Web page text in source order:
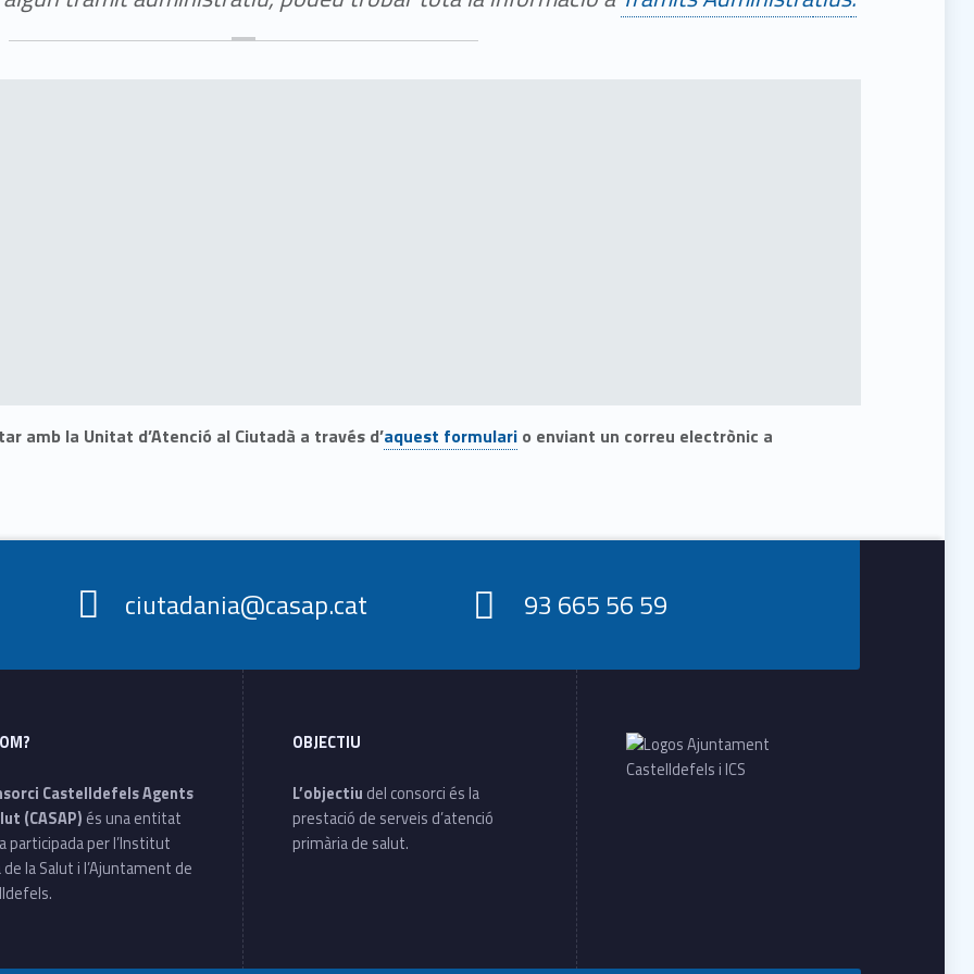
amb la Unitat d’Atenció al Ciutadà a través d’aquest formulari o enviant un correu electrònic a
ciutadania@casap.cat 93 665 56 59
Castelldefels Agents
(CASAP) és una entitat
participada per l’Institut
de la Salut i l’Ajuntament de
OBJECTIU
L’objectiu del consorci és la
prestació de serveis d’atenció
primària de salut.